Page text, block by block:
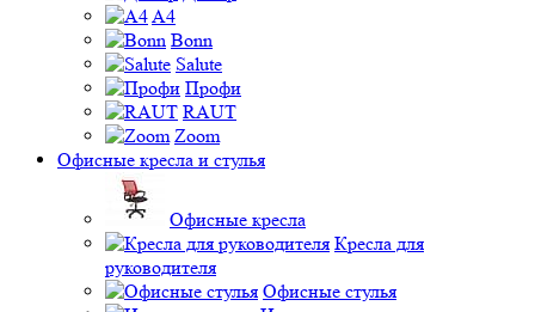
A4
Bonn
Salute
Профи
RAUT
Zoom
Офисные кресла и стулья
Офисные кресла
Кресла для
руководителя
Офисные стулья